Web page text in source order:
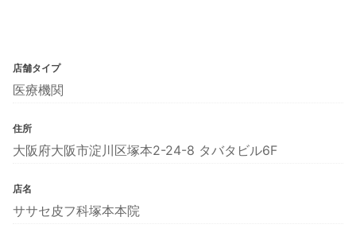
店舗タイプ
医療機関
住所
大阪府大阪市淀川区塚本2-24-8 タバタビル6F
店名
ササセ皮フ科塚本本院